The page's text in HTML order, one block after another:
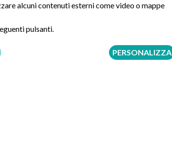
alcuni contenuti esterni come video o mappe
pulsanti.
PERSONALIZZA